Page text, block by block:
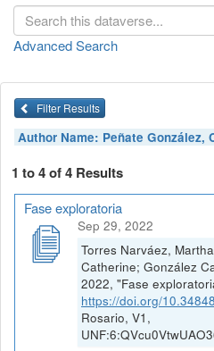
Advanced Search
Filter Results
Author Name: Peñate González,
1 to 4 of 4 Results
Fase exploratoria
Sep 29, 2022
Torres Narváez,
Catherine; González
2022, "Fase
https://doi.org/
Rosario, V1,